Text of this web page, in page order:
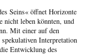
Seins« öffnet Horizonte
nicht leben könnten, und
Mit einer auf den
Interpretation
Entwicklung des